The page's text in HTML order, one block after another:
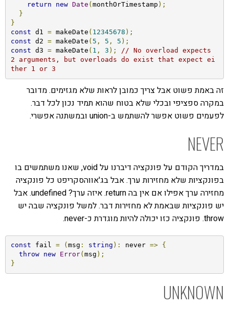
return
new Date ( monthOrTimestamp );
}
}
const d1 = makeDate ( 12345678 );
const d2 = makeDate ( 5 , 5 , 5 );
const d3 = makeDate ( 1 , 3 );
// No overload expects
2 arguments, but overloads do exist that expect ei
ther 1 or 3
זה באמת פשוט אבל צריך כמובן לראות שלא מגזימים. מדובר
במקרה ספציפי ובכלי שלא בטוח שהוא תמיד נכון לכל דבר.
לפעמים פשוט אפשר להשתמש ב-union ובמשתנה אפשרי.
NEVER
במדריך הקודם על פונקציה דיברנו על void, שאנו משתמשים בו
בפונקציות שלא מחזירות ערך. אבל בג'אווהסקריפט כל פונקציה
מחזירה ערך אפילו אם אין בה return. איזה ערך? undefined. אבל
יש פונקציות שבאמת לא מחזירות דבר. למשל פונקציה שבה יש
throw. פונקציה כזו יכולה להיות מוגדרת כ-never.
const fail = ( msg : string ): never =>
{
throw
new Error( msg );
}
UNKNOWN